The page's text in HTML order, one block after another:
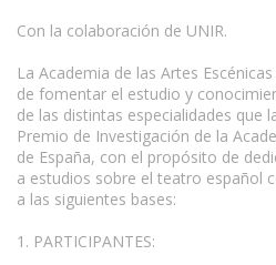
Con la colaboración de UNIR.
La Academia de las Artes
de fomentar el estudio y
de las distintas especialidades que
Premio de Investigación de la
de España, con el propósito de
a estudios sobre el teatro español
a las siguientes bases:
1. PARTICIPANTES: